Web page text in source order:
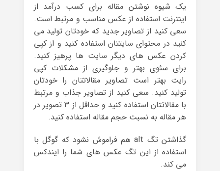
یک شیوه نوشتن مقاله برای کسب درآمد از
اینترنت استفاده از عکس مناسب و مرتبط است.
سعی کنید از تصاویر جدید که خودتان تولید می
کنید در محتوای سایتتان استفاده کنید و از کپی
کردن عکس های دیگر سایت ها پرهیز کنید.
برای سئوی بهتر و جلوگیری از مشکلات کپی
رایت بهتر است تصاویر مقالاتتان را خودتان
تولید کنید. سعی کنید از تصاویر جذاب و مرتبط
با مقالاتتان استفاده کنید و حداقل از ۳ تصویر در
هر مقاله به نسبت حجم مقاله استفاده کنید.
گذاشتن تگ alt هم فراموش نشود که گوگل با
استفاده از این تگ عکس های شما را ایندکس
می کند.